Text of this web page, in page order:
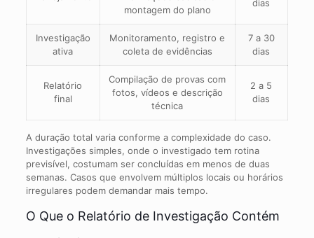
montagem do plano
dias
Investigação
ativa
Monitoramento, registro e
coleta de evidências
7 a 30
dias
Relatório
final
Compilação de provas com
fotos, vídeos e descrição
técnica
2 a 5
dias
A duração total varia conforme a complexidade do caso.
Investigações simples, onde o investigado tem rotina
previsível, costumam ser concluídas em menos de duas
semanas. Casos que envolvem múltiplos locais ou horários
irregulares podem demandar mais tempo.
O Que o Relatório de Investigação Contém